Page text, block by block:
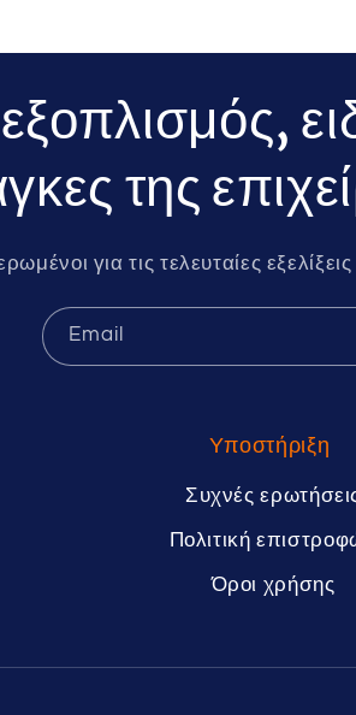
της
για τις τελευταίες
Email
Υποστήριξη
Συχνές
Πολιτική
Όροι χρήσης